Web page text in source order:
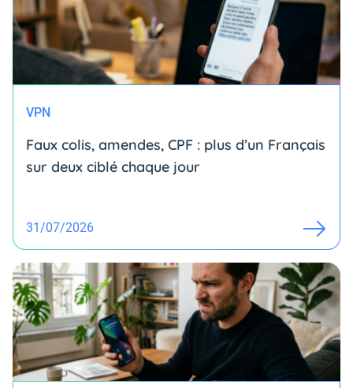
VPN
Faux colis, amendes, CPF : plus d’un Français
sur deux ciblé chaque jour
31/07/2026